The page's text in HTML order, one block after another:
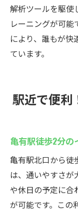
解析ツールを駆使
レーニングが可
により、誰もが快
ています。
駅近で便利
亀有駅徒歩2分
亀有駅北口から徒
は、通いやすさが
や休日の予定に合
が可能です。この